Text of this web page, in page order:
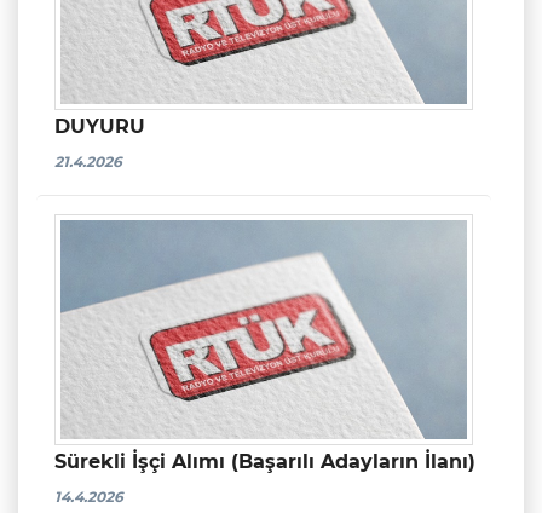
DUYURU
21.4.2026
Sürekli İşçi Alımı (Başarılı Adayların İlanı)
14.4.2026